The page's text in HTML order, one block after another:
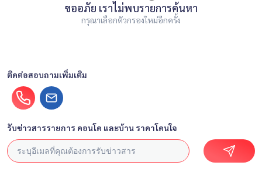
ขออภัย เราไม่พบรายการค้นหา
กรุณาเลือกตัวกรองใหม่อีกครั้ง
ติดต่อสอบถามเพิ่มเติม
รับข่าวสารรายการ คอนโด และบ้าน ราคาโดนใจ